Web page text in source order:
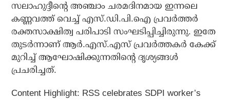
സലാഹുദ്ദീന്റെ അഞ്ചാം ചരമദിനമായ ഇന്നലെ
കണ്ണവത്ത് വെച്ച് എസ്.ഡി.പി.ഐ പ്രവര്‍ത്തര്‍
രക്തസാക്ഷിത്വ പരിപാടി സംഘടിപ്പിച്ചിരുന്നു. ഇതേ
തുടര്‍ന്നാണ് ആര്‍.എസ്.എസ് പ്രവര്‍ത്തകര്‍ കേക്ക്
മുറിച്ച് ആഘോഷിക്കുന്നതിന്റെ ദൃശ്യങ്ങള്‍
പ്രചരിച്ചത്.
Content Highlight: RSS celebrates SDPI worker’s